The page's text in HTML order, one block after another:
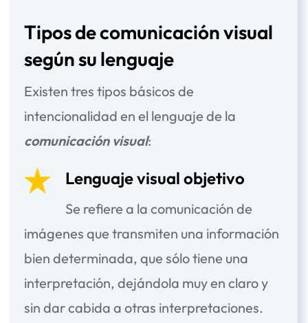
Tipos de comunicación visual
según su lenguaje
Existen tres tipos básicos de
intencionalidad en el lenguaje de la
comunicación visual:
Lenguaje visual objetivo
Se refiere a la comunicación de
imágenes que transmiten una información
bien determinada, que sólo tiene una
interpretación, dejándola muy en claro y
sin dar cabida a otras interpretaciones.